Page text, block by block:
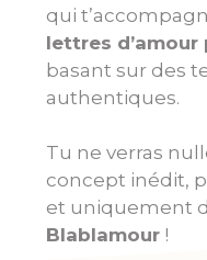
qui
lettres
basant sur des
authentiques.
Tu ne verras
concept inédit,
et uniquement
Blablamour !